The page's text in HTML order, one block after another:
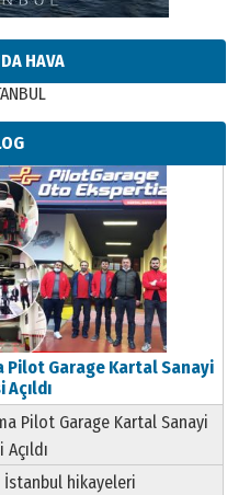
HAVA
Pilot Garage Kartal Sanayi
Açıldı
Pilot Garage Kartal Sanayi
Açıldı
hikayeleri